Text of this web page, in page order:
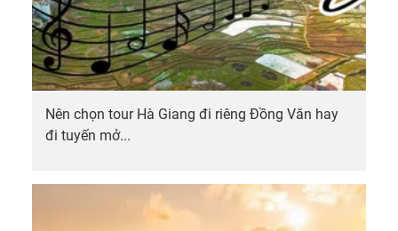
Nên chọn tour Hà Giang đi riêng Đồng Văn hay
đi tuyến mở...